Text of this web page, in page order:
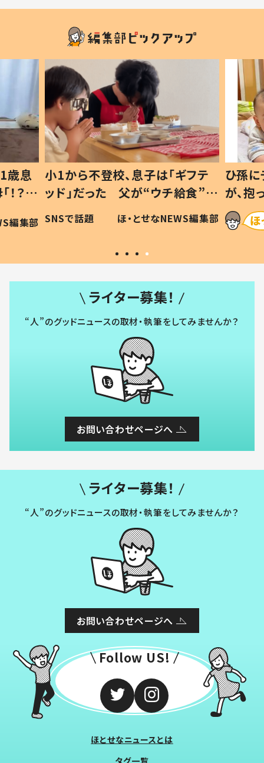
歳息
？」
編集部
小1から不登校、息子は「ギフテ
ッド」だった 父が“ウチ給食”を
作り続ける理由とは #令和の親
#令和の子
SNSで話題 ほ・とせなNEWS編集部
ひ孫
が、
「涙が
い」
ライター募集！
“人”のグッドニュースの取材・執筆をしてみませんか？
お問い合わせページへ
ライター募集！
“人”のグッドニュースの取材・執筆をしてみませんか？
お問い合わせページへ
Follow US!
ほとせなニュースとは
タグ一覧